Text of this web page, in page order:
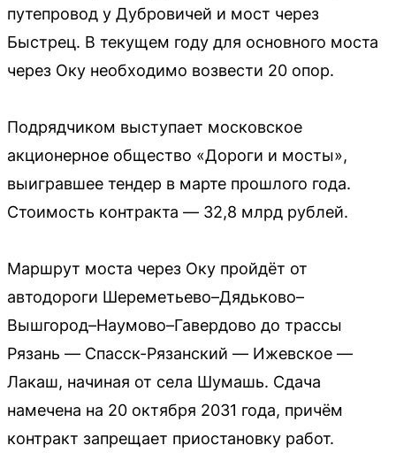
путепровод у Дубровичей и мост через
Быстрец. В текущем году для основного моста
через Оку необходимо возвести 20 опор.
Подрядчиком выступает московское
акционерное общество «Дороги и мосты»,
выигравшее тендер в марте прошлого года.
Стоимость контракта — 32,8 млрд рублей.
Маршрут моста через Оку пройдёт от
автодороги Шереметьево–Дядьково–
Вышгород–Наумово–Гавердово до трассы
Рязань — Спасск-Рязанский — Ижевское —
Лакаш, начиная от села Шумашь. Сдача
намечена на 20 октября 2031 года, причём
контракт запрещает приостановку работ.